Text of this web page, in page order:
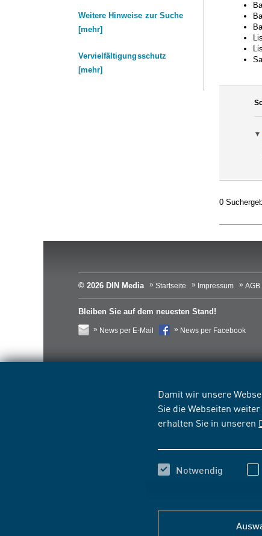
Damit wir unsere
Sie die Webseiten
erhalten Sie in unseren
Notwendig
Weitere Hinweise zur Suche
[mehr]
Vervielfältigungsschutz
[mehr]
0
© 2026 DIN Media Startseite Impressum AGB
Bleiben Sie auf dem neuesten Stand!
News per E-Mail News per Facebook